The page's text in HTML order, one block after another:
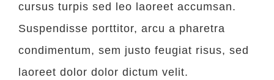
cursus turpis sed leo laoreet accumsan.
Suspendisse porttitor, arcu a pharetra
condimentum, sem justo feugiat risus, sed
laoreet dolor dolor dictum velit.